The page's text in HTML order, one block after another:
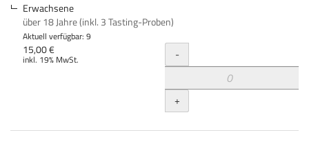
Erwachsene
über 18 Jahre (inkl. 3 Tasting-Proben)
Aktuell verfügbar: 9
15,00 €
inkl. 19% MwSt. Menge
-
+